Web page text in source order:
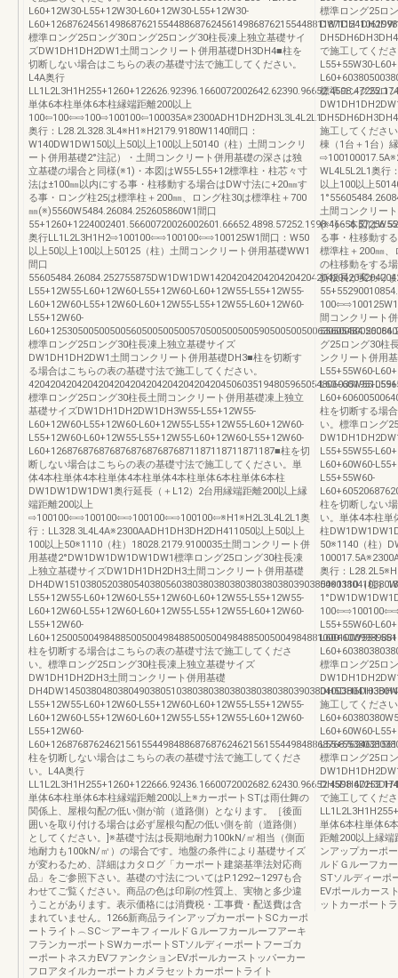
L60+12W30-L55+12W30-L60+12W30-L55+12W30-
標準ロング25ロング30ロング25ロング30柱長凍上独立基礎サイ
ズDW1DH1DH2DW1土間コンクリート併用基礎DH3DH4■柱を
切断しない場合はこちらの表の基礎寸法で施工してください。
L4A奥行
単体6本柱単体6本柱縁端距離200以上
100⇦100⇦⇨100⇨100100⇦100035A※2300ADH1DH2DH3L3L4L2L1
奥行：L28.2L328.3L4※H1※H2179.9180W1140間口：
W140DW1DW150以上50以上100以上50140（柱）土間コンクリ
ート併用基礎2°注記）・土間コンクリート併用基礎の深さは独
立基礎の場合と同様(※1)・本図はW55-L55+12標準柱・柱芯々寸
法は±100㎜以内にする事・柱移動する場合はDW寸法に+20㎜す
る事・ロング柱25は標準柱＋200㎜、ロング柱30は標準柱＋700
㎜(※)5560W5484.26084.252605860W1間口
奥行LL1L2L3H1H2⇨100100⇦⇨100100⇦⇨100125W1間口：W50
以上50以上100以上50125（柱）土間コンクリート併用基礎WW1
間口
L55+12W55-L60+12W60-L55+12W60-L60+12W55-L55+12W55-
L60+12W60-L55+12W60-L60+12W55-L55+12W55-L60+12W60-
L55+12W60-
標準ロング25ロング30柱長凍上独立基礎サイズ
DW1DH1DH2DW1土間コンクリート併用基礎DH3■柱を切断す
る場合はこちらの表の基礎寸法で施工してください。
標準ロング25ロング30柱長土間コンクリート併用基礎凍上独立
基礎サイズDW1DH1DH2DW1DH3W55-L55+12W55-
L60+12W60-L55+12W60-L60+12W55-L55+12W55-L60+12W60-
L55+12W60-L60+12W55-L55+12W55-L60+12W60-L55+12W60-
L60+126876876876876876876876871187118711871187■柱を切
断しない場合はこちらの表の基礎寸法で施工してください。単
体4本柱単体4本柱単体4本柱単体4本柱単体6本柱単体6本柱
DW1DW1DW1DW1奥行延長（＋L12）2台用縁端距離200以上縁
端距離200以上
⇨100100⇦⇨100100⇦⇨100100⇦⇨100100⇦※H1※H2L3L4L2L1奥
行：LL328.3L4L4A※2300AADH1DH3DH2DH411050以上50以上
100以上50※1110（柱）18028.2179.9100035土間コンクリート併
用基礎2°DW1DW1DW1DW1DW1標準ロング25ロング30柱長凍
上独立基礎サイズDW1DH1DH2DH3土間コンクリート併用基礎
L55+12W55-L60+12W60-L55+12W60-L60+12W55-L55+12W55-
L60+12W60-L55+12W60-L60+12W55-L55+12W55-L60+12W60-
L55+12W60-
柱を切断する場合はこちらの表の基礎寸法で施工してくださ
い。標準ロング25ロング30柱長凍上独立基礎サイズ
DW1DH1DH2DH3土間コンクリート併用基礎
L55+12W55-L60+12W60-L55+12W60-L60+12W55-L55+12W55-
L60+12W60-L55+12W60-L60+12W55-L55+12W55-L60+12W60-
L55+12W60-
柱を切断しない場合はこちらの表の基礎寸法で施工してくださ
い。L4A奥行
単体6本柱単体6本柱縁端距離200以上※カーポートSTは雨仕舞の
関係上、屋根勾配の低い側が前（道路側）となります。［後面
囲いを取り付ける場合は必ず屋根勾配の低い側を前（道路側）
としてください。]※基礎寸法は長期地耐力100kN/㎡相当（側面
地耐力も100kN/㎡）の場合です。地盤の条件により基礎サイズ
が変わるため、詳細はカタログ「カーポート建築基準法対応商
品」をご参照下さい。基礎の寸法についてはP.1292∼1297も合
わせてご覧ください。商品の色は印刷の性質上、実物と多少違
うことがあります。表示価格には消費税・工事費・配送費は含
まれていません。1266新商品ラインアップカーポートSCカーポ
ートライト︵SC︶アーキフィールドＧルーフカールーフアーキ
フランカーポートSWカーポートSTソルディーポートフーゴカ
ーポートネスカEVファンクションEVポールカーストッパーカー
フロアタイルカーポートカメラセットカーポートライト
標準ロング25ロ
で施工してくだ
L55+55W30-
標準ロング25ロ
施工してくださ
棟（1台＋1台）
WL4L5L2L1奥行
以上100以上
土間コンクリー
(※1)・本図は
る事・柱移動す
標準柱＋200㎜
の柱移動をする
折板長が変わり
間コンクリート
グ25ロング30柱
ンクリート併用
L55+55W60-
L60+60W55-
柱を切断する場
い。標準ロング
L55+55W55-
L60+60W60-
L55+55W60-
柱を切断しない
い。単体4本柱単
柱
50※1140（柱）
奥行：
50※1110（柱）
L55+55W60-
L60+60W55-
標準ロング25ロ
施工してくださ
L60+60W60-
標準ロング25ロ
で施工してくだ
単体6本柱単体6
距離200以上縁端
ンアップカーポ
ルドＧルーフカ
STソルディーポ
EVポールカース
ットカーポート